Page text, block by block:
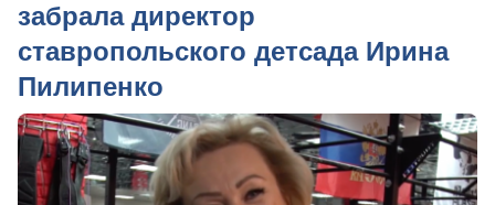
забрала директор
ставропольского детсада Ирина
Пилипенко